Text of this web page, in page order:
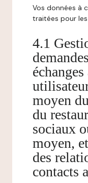
Vos données à
traitées pour
4.1
moyen
du
sociaux
moyen,
des
contacts